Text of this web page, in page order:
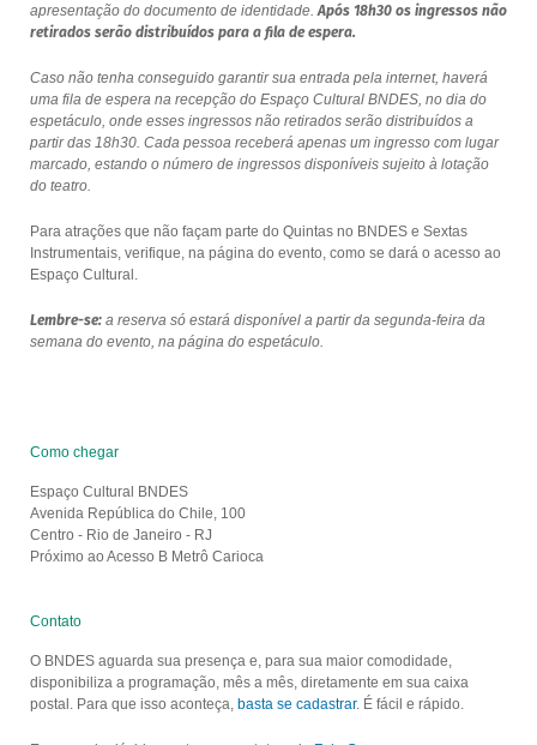
apresentação do documento de identidade.Após 18h30 os ingressos não
retirados serão distribuídos para a fila de espera.
Caso não tenha conseguido garantir sua entrada pela internet, haverá
uma fila de espera na recepção do Espaço Cultural BNDES, no dia do
espetáculo, onde esses ingressos não retirados serão distribuídos a
partir das 18h30. Cada pessoa receberá apenas um ingresso com lugar
marcado, estando o número de ingressos disponíveis sujeito à lotação
do teatro.
Para atrações que não façam parte do Quintas no BNDES e Sextas
Instrumentais, verifique, na página do evento, como se dará o acesso ao
Espaço Cultural.
Lembre-se:a reserva só estará disponível a partir da segunda-feira da
semana do evento, na página do espetáculo.
Como chegar
Espaço Cultural BNDES
Avenida República do Chile, 100
Centro - Rio de Janeiro - RJ
Próximo ao Acesso B Metrô Carioca
Contato
O BNDES aguarda sua presença e, para sua maior comodidade,
disponibiliza a programação, mês a mês, diretamente em sua caixa
postal. Para que isso aconteça, basta se cadastrar. É fácil e rápido.